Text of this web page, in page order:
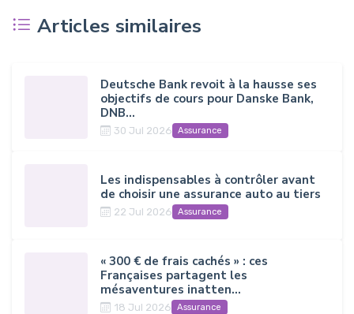
Articles similaires
Deutsche Bank revoit à la hausse ses
objectifs de cours pour Danske Bank,
DNB...
30 Jul 2026 Assurance
Les indispensables à contrôler avant
de choisir une assurance auto au tiers
22 Jul 2026 Assurance
« 300 € de frais cachés » : ces
Françaises partagent les
mésaventures inatten...
18 Jul 2026 Assurance